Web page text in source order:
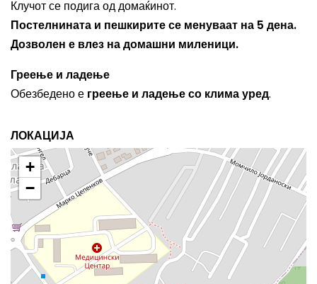
Клучот се подига од домаќинот.
Постелнината и пешкирите се менуваат на 5 дена.
Дозволен е влез на домашни миленици.
Греење и ладење
Обезбедено е греење и ладење со клима уред.
ЛОКАЦИЈА
+
−